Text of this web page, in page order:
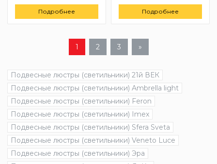
Подробнее Подробнее
1 2 3 »
Подвесные люстры (светильники) 21й ВЕК
Подвесные люстры (светильники) Ambrella light
Подвесные люстры (светильники) Feron
Подвесные люстры (светильники) Imex
Подвесные люстры (светильники) Sfera Sveta
Подвесные люстры (светильники) Veneto Luce
Подвесные люстры (светильники) Эра